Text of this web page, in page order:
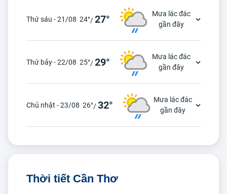
Thứ sáu - 21/08 24°/27°
Mưa lác đác
gần đây
Thứ bảy - 22/08 25°/29°
Mưa lác đác
gần đây
Chủ nhật - 23/08 26°/32°
Mưa lác đác
gần đây
Thời tiết Cần Thơ